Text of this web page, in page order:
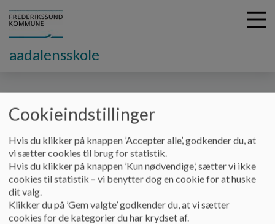
aadalensskole
Skolebestyrelsen Referater
Referater
Cookieindstillinger
Hvis du klikker på knappen ’Accepter alle’, godkender du, at
vi sætter cookies til brug for statistik.
Hvis du klikker på knappen ’Kun nødvendige,’ sætter vi ikke
cookies til statistik – vi benytter dog en cookie for at huske
dit valg.
Klikker du på ’Gem valgte’ godkender du, at vi sætter
cookies for de kategorier du har krydset af.